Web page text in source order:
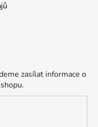
zasílat informace o